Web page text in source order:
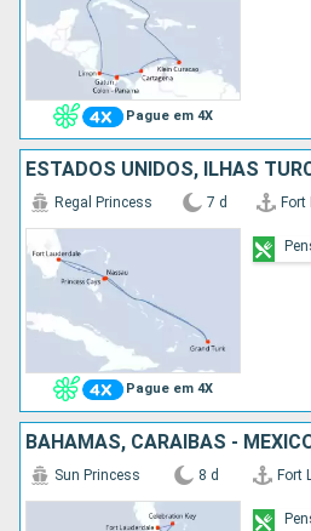
Pague em 4X
Pague em 4X
Regal Princess 7 d Fort
Sun Princess 8 d Fort